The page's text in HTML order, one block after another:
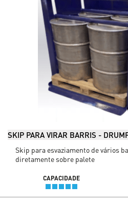
SKIP PARA VIRAR BARRIS -
Skip para esvaziamento de vários
diretamente sobre palete
CAPACIDADE